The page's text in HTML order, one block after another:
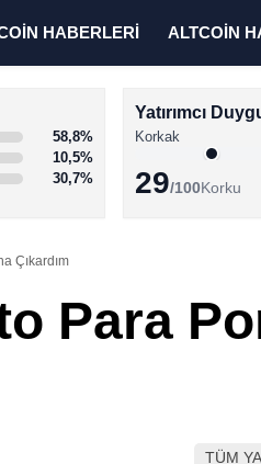
HABERLERİ ALTCOİN
58,8%
10,5%
30,7%
Yatırımcı
Korkak
29/100Korku
Çıkardım
Para
TÜM